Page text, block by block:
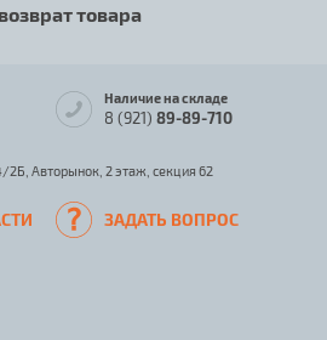
товара
Наличие на складе
8 (921) 89-89-710
2Б, Авторынок, 2 этаж, секция 62
ЗАДАТЬ ВОПРОС